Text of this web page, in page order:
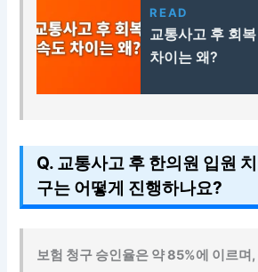
READ
교통사고 후 회
차이는 왜?
Q. 교통사고 후 한의원 입원
구는 어떻게 진행하나요?
보험 청구 승인율은 약 85%에 이르며